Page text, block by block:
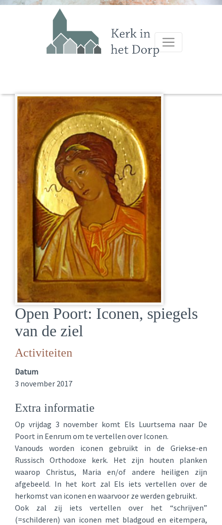
Open Poort: Iconen, spiegels
van de ziel
Activiteiten
Datum
3 november 2017
Extra informatie
Op vrijdag 3 november komt Els Luurtsema naar De
Poort in Eenrum om te vertellen over Iconen.
Vanouds worden iconen gebruikt in de Griekse-en
Russisch Orthodoxe kerk. Het zijn houten planken
waarop Christus, Maria en/of andere heiligen zijn
afgebeeld. In het kort zal Els iets vertellen over de
herkomst van iconen en waarvoor ze werden gebruikt.
Ook zal zij iets vertellen over het “schrijven”
(=schilderen) van iconen met bladgoud en eitempera,